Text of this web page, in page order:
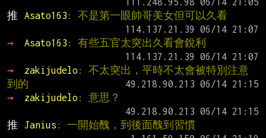
推
Asato163 : 不是第一眼帥哥美女但可以久看
→
Asato163 : 有些五官太突出久看會銳利
→
zakijudelo : 不太突出，平時不太會被特別注意
到的
→
zakijudelo : 意思？
推
Janius : 一開始醜，到後面醜到習慣